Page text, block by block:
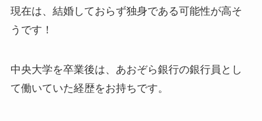
現在は、結婚しておらず独身である可能性が高そ
うです！
中央大学を卒業後は、あおぞら銀行の銀行員とし
て働いていた経歴をお持ちです。